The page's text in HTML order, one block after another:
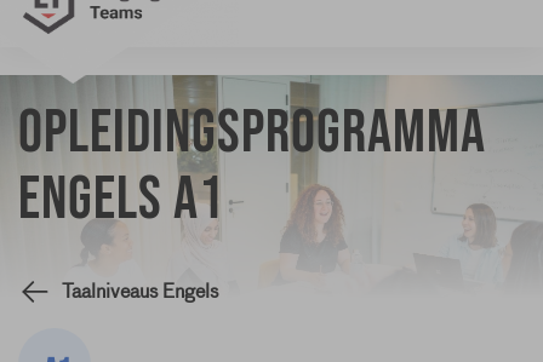
Opleidingsprogramma
Engels A1
Taalniveaus Engels